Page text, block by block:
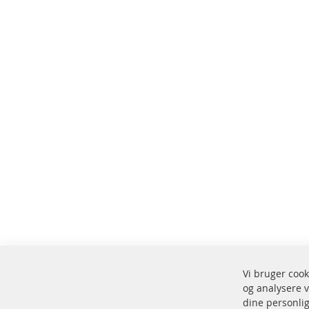
Vi bruger
og analysere
dine